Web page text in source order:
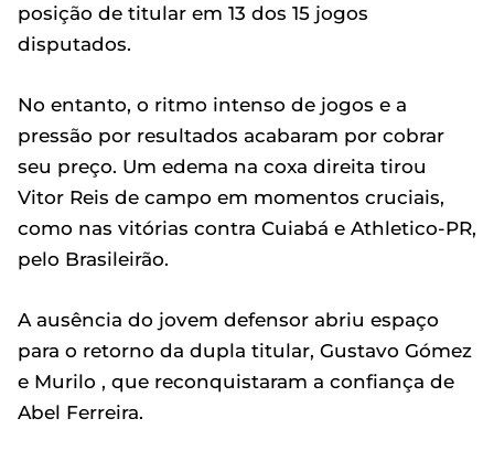
posição de titular em 13 dos 15 jogos
disputados.
No entanto, o ritmo intenso de jogos e a
pressão por resultados acabaram por cobrar
seu preço. Um edema na coxa direita tirou
Vitor Reis de campo em momentos cruciais,
como nas vitórias contra Cuiabá e Athletico-PR,
pelo Brasileirão.
A ausência do jovem defensor abriu espaço
para o retorno da dupla titular, Gustavo Gómez
e Murilo , que reconquistaram a confiança de
Abel Ferreira.